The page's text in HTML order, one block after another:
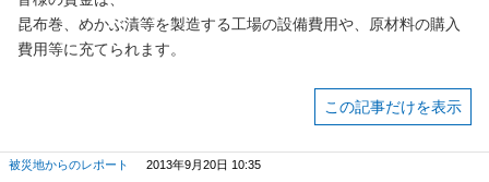
昆布巻、めかぶ漬等を製造する工場の設備費用や、原材料の購入
費用等に充てられます。
この記事だけを表示
被災地からのレポート 2013年9月20日 10:35